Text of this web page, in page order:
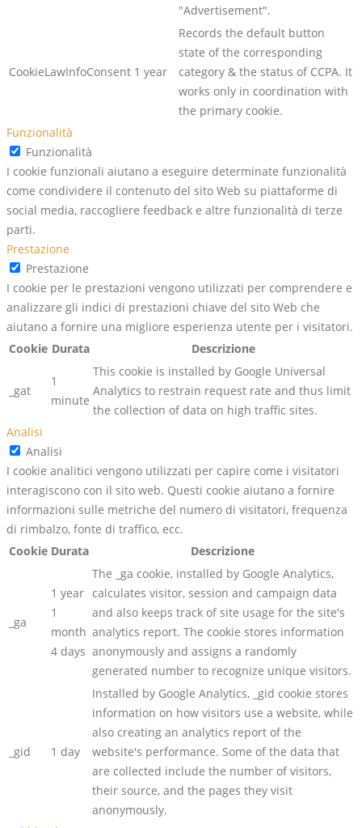
"Advertisement".
CookieLawInfoConsent 1 year
Records the default button
state of the corresponding
category & the status of CCPA. It
works only in coordination with
the primary cookie.
Funzionalità
Funzionalità
I cookie funzionali aiutano a eseguire determinate funzionalità
come condividere il contenuto del sito Web su piattaforme di
social media, raccogliere feedback e altre funzionalità di terze
parti.
Prestazione
Prestazione
I cookie per le prestazioni vengono utilizzati per comprendere e
analizzare gli indici di prestazioni chiave del sito Web che
aiutano a fornire una migliore esperienza utente per i visitatori.
Cookie Durata Descrizione
_gat
1
minute
This cookie is installed by Google Universal
Analytics to restrain request rate and thus limit
the collection of data on high traffic sites.
Analisi
Analisi
I cookie analitici vengono utilizzati per capire come i visitatori
interagiscono con il sito web. Questi cookie aiutano a fornire
informazioni sulle metriche del numero di visitatori, frequenza
di rimbalzo, fonte di traffico, ecc.
Cookie Durata Descrizione
_ga
1 year
1
month
4 days
The _ga cookie, installed by Google Analytics,
calculates visitor, session and campaign data
and also keeps track of site usage for the site's
analytics report. The cookie stores information
anonymously and assigns a randomly
generated number to recognize unique visitors.
_gid 1 day
Installed by Google Analytics, _gid cookie stores
information on how visitors use a website, while
also creating an analytics report of the
website's performance. Some of the data that
are collected include the number of visitors,
their source, and the pages they visit
anonymously.